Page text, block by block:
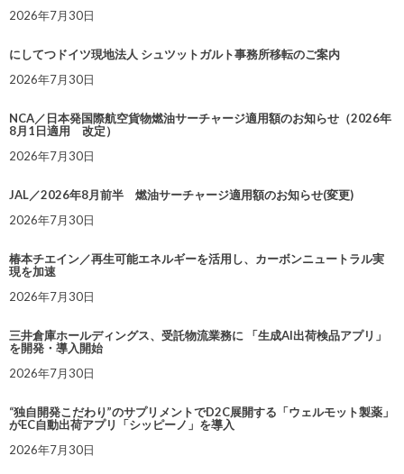
2026年7月30日
にしてつドイツ現地法人 シュツットガルト事務所移転のご案内
2026年7月30日
NCA／日本発国際航空貨物燃油サーチャージ適用額のお知らせ（2026年
8月1日適用 改定）
2026年7月30日
JAL／2026年8月前半 燃油サーチャージ適用額のお知らせ(変更)
2026年7月30日
椿本チエイン／再生可能エネルギーを活用し、カーボンニュートラル実
現を加速
2026年7月30日
三井倉庫ホールディングス、受託物流業務に 「生成AI出荷検品アプリ」
を開発・導入開始
2026年7月30日
“独自開発こだわり”のサプリメントでD2C展開する「ウェルモット製薬」
がEC自動出荷アプリ「シッピーノ」を導入
2026年7月30日